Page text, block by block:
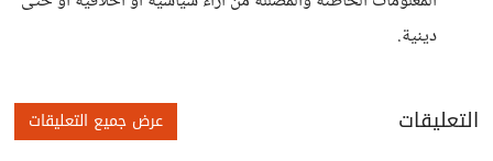
دينية.
التعليقات عرض جميع التعليقات